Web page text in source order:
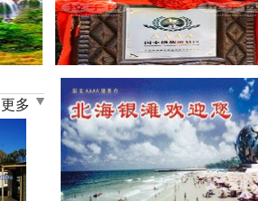
更多